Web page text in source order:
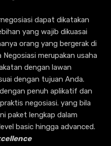
dapat dikatakan
yang wajib dikuasai
orang yang bergerak di
merupakan usaha
dengan lawan
dengan tujuan Anda.
penuh aplikatif dan
negosiasi. yang bila
paket lengkap dalam
basic hingga advanced.